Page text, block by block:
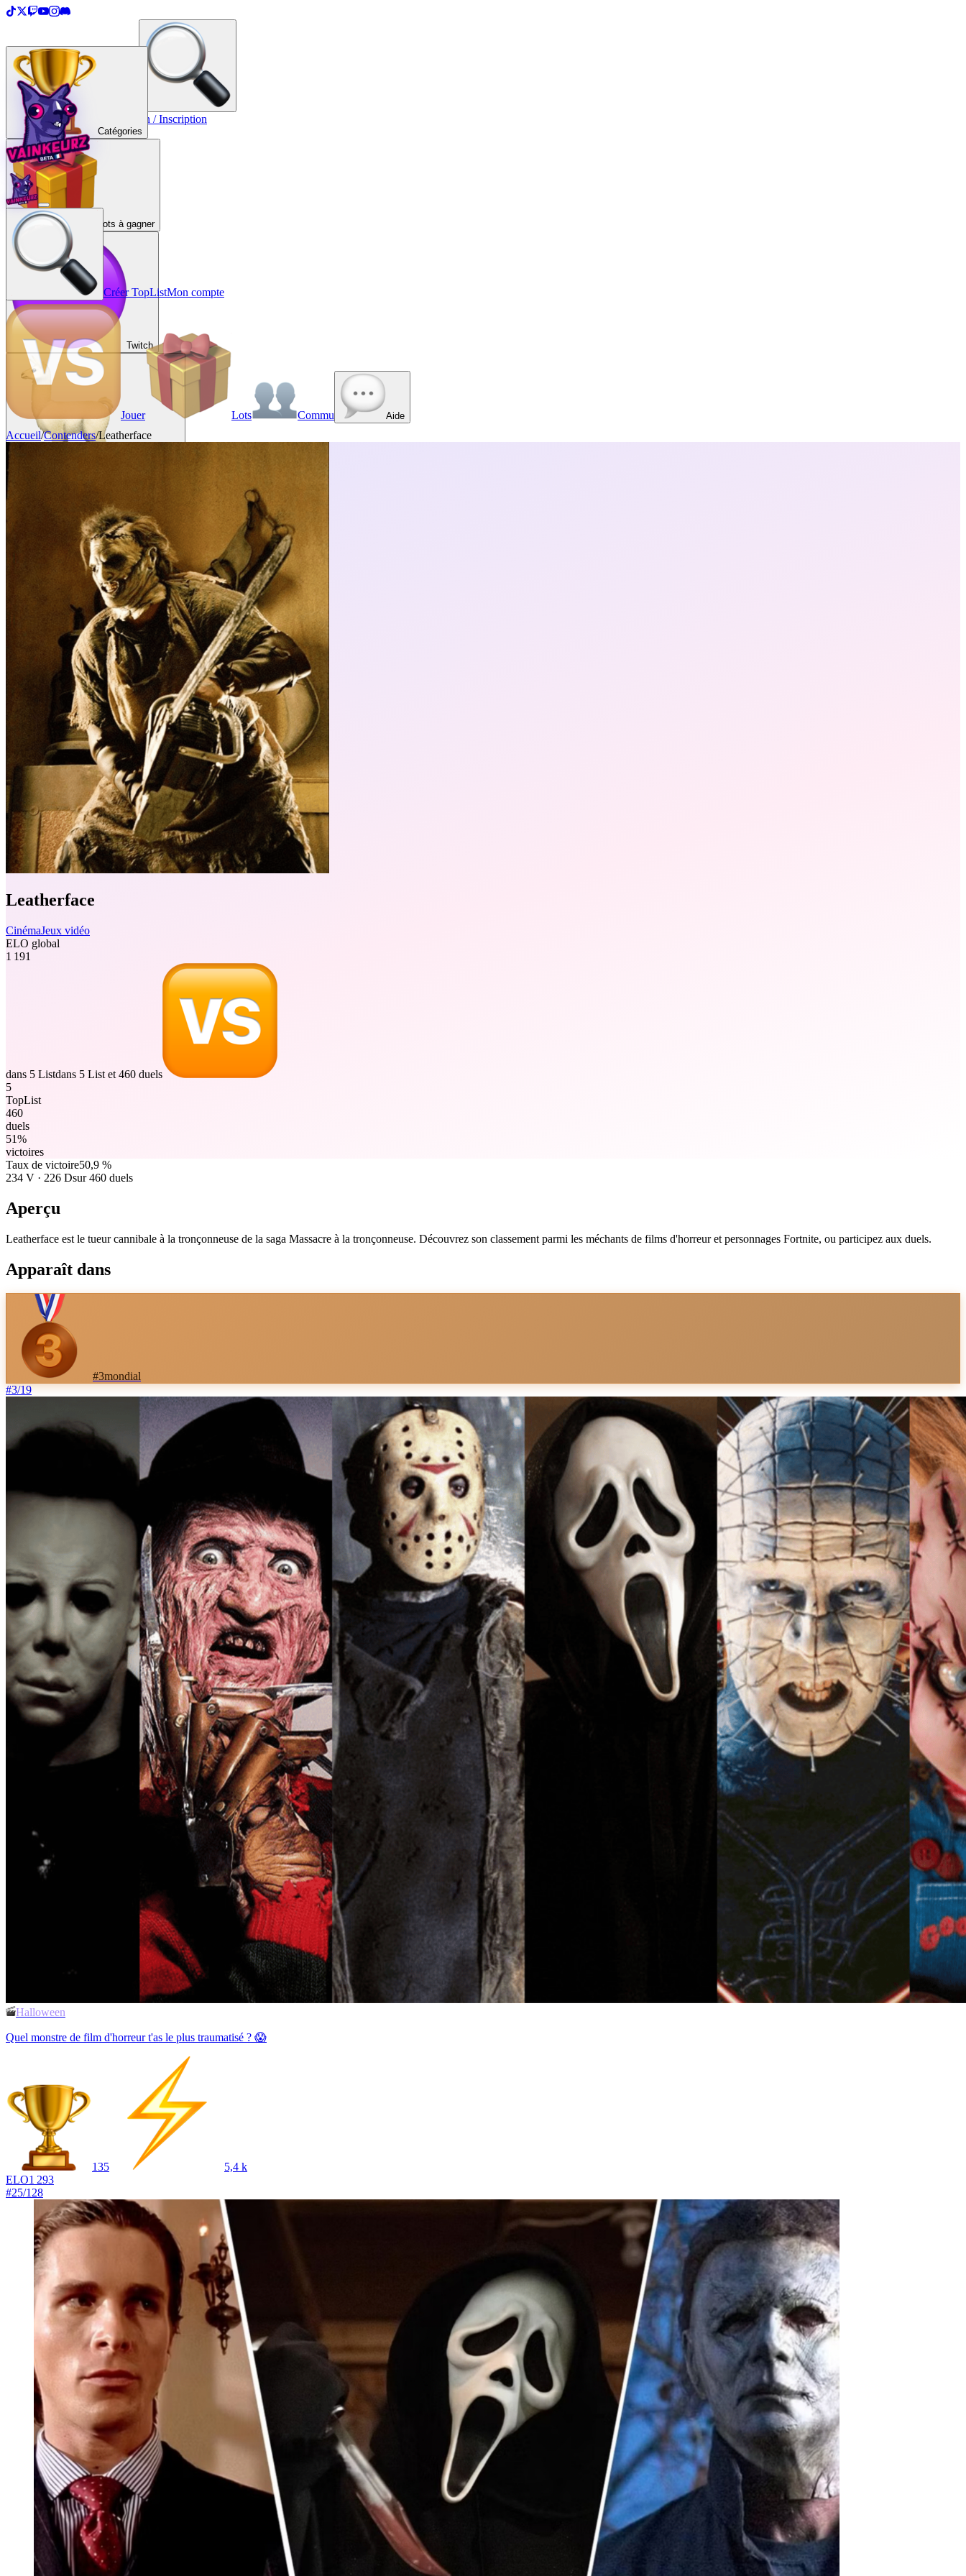
Créer une TopList Connexion / Inscription
Catégories
Lots à gagner
Twitch
Récompenses
Créer TopListMon compte
Jouer Lots Commu Aide
Accueil/Contenders/Leatherface
Leatherface
CinémaJeux vidéo
ELO global
1 191
dans 5 Listdans 5 List et 460 duels
5
TopList
460
duels
51%
victoires
Taux de victoire50,9 %
234 V · 226 Dsur 460 duels
Aperçu
Leatherface est le tueur cannibale à la tronçonneuse de la saga Massacre à la tronçonneuse. Découvrez son classement parmi les méchants de films d'horreur et personnages Fortnite, ou participez aux duels.
Apparaît dans
#3mondial
#3/19
Halloween
Quel monstre de film d'horreur t'as le plus traumatisé ? 😱
135
5,4 k
ELO1 293
#25/128